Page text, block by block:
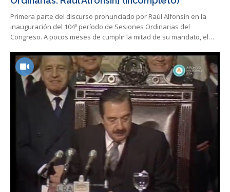
Primera parte del discurso pronunciado por Raúl Alfonsín en la
inauguración del 104º período de Sesiones Ordinarias del
Congreso. A pocos meses de cumplir la mitad de su mandato, el…